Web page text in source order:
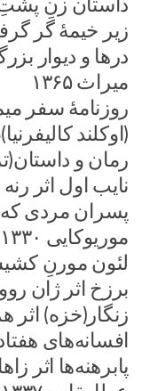
داستان زنِ پشتِ
زیر خیمهٔ گر
درها و دیوار بزرگ
میراث ۱۳۶۵
روزنامهٔ سفر
(اوکلند
رمان و
نایب اول اثر رنه
پسران مردی که
موریوکایی ۱۳۳۰
لئون مورنِ کشیش
برزخ اثر ژان
زنگار(خزه) اثر
افسانه‌های
پابرهنه‌ها اثر